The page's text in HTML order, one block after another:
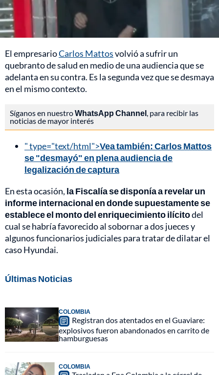
El empresarioCarlos Mattosvolvió a sufrir un
quebranto de salud en medio de una audiencia que se
adelanta en su contra. Es la segunda vez que se desmaya
en el mismo contexto.
Síganos en nuestroWhatsApp Channel , para recibir las
noticias de mayor interés
" type="text/html">Vea también: Carlos Mattos
se "desmayó" en plena audiencia de
legalización de captura
En esta ocasión, la Fiscalía se disponía a revelar un
informe internacional en donde supuestamente se
establece el monto del enriquecimiento ilícitodel
cual se habría favorecido al sobornar a dos jueces y
algunos funcionarios judiciales para tratar de dilatar el
caso Hyundai.
Últimas Noticias
COLOMBIA
Registran dos atentados en el Guaviare:
explosivos fueron abandonados en carrito de
hamburguesas
COLOMBIA